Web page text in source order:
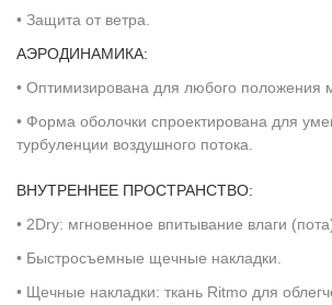
• Защита от ветра.
АЭРОДИНАМИКА:
• Оптимизирована для любого положения
• Форма оболочки спроектирована для
турбуленции воздушного потока.
ВНУТРЕННЕЕ ПРОСТРАНСТВО:
• 2Dry: мгновенное впитывание влаги
• Быстросъемные щечные накладки.
• Щечные накладки: ткань Ritmo для